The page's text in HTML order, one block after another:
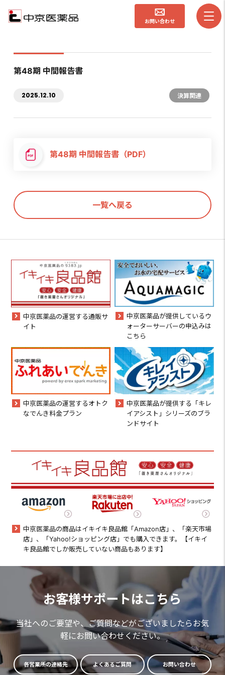
お問い合わせ
第48期 中間報告書
2025.12.10 決算関連
第48期 中間報告書（PDF）
一覧へ戻る
中京医薬品の運営する通販サ
イト
中京医薬品が提供しているウ
ォーターサーバーの申込みは
こちら
中京医薬品の運営するオトク
なでんき料金プラン
中京医薬品が提供する「キレ
イアシスト」シリーズのブラ
ンドサイト
中京医薬品の商品はイキイキ良品館「Amazon店」、「楽天市場
店」、「Yahoo!ショッピング店」でも購入できます。【イキイ
キ良品館でしか販売していない商品もあります】
お客様サポートはこちら
当社へのご要望や、ご質問などがございましたらお気
軽にお問い合わせください。
各営業所の連絡先 よくあるご質問 お問い合わせ